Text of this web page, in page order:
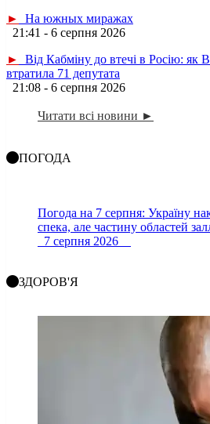
►
На южных миражах
21:41 - 6 серпня 2026
►
Від Кабміну до втечі в Росію: як
втратила 71 депутата
21:08 - 6 серпня 2026
Читати всі новини ►
ПОГОДА
Погода на 7 серпня: Україну
спека, але частину областей
7 серпня 2026
ЗДОРОВ'Я